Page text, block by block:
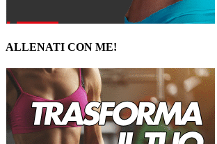
ALLENATI CON ME!